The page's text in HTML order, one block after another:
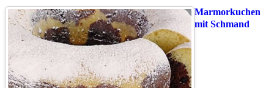
Marmorkuchen
mit Schmand